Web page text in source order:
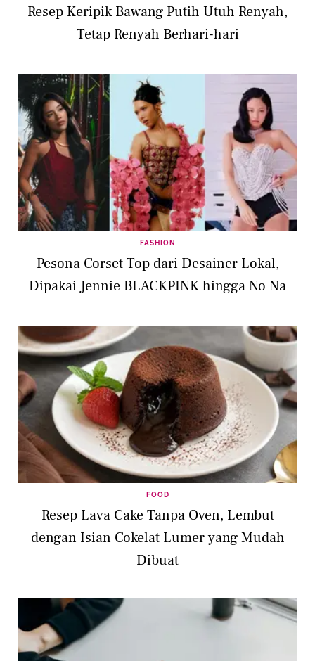
Resep Keripik Bawang Putih Utuh Renyah,
Tetap Renyah Berhari-hari
FASHION
Pesona Corset Top dari Desainer Lokal,
Dipakai Jennie BLACKPINK hingga No Na
FOOD
Resep Lava Cake Tanpa Oven, Lembut
dengan Isian Cokelat Lumer yang Mudah
Dibuat